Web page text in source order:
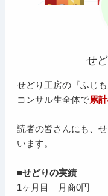
せ
せどり工房の『ふじも
コンサル生全体で累
読者の皆さんにも、
います。
■せどりの実績
1ヶ月目 月商0円